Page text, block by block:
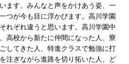
ます。みんなと声をかけあう姿、一
つが今も目に浮かびます。高川学園
れぞれ違うと思います。高川学園中
高校から新たに仲間になった人、寮
してきた人、特進クラスで勉強に打
注ぎながら進路を切り拓いた人、ど